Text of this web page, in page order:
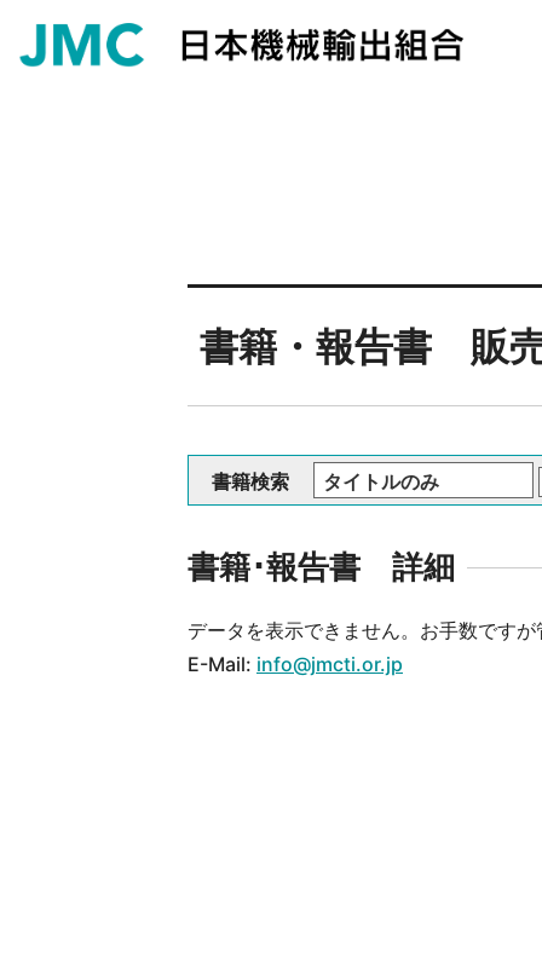
書籍・報告書 販
書籍検索
書籍･報告書 詳細
データを表示できません。お手数です
E-Mail: info@jmcti.or.jp